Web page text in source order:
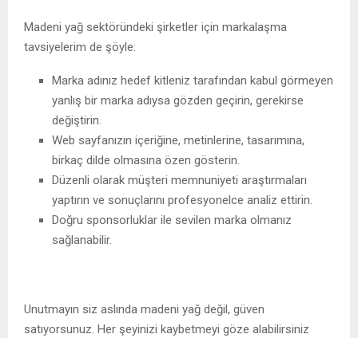
Madeni yağ sektöründeki şirketler için markalaşma
tavsiyelerim de şöyle:
Marka adınız hedef kitleniz tarafından kabul görmeyen
yanlış bir marka adıysa gözden geçirin, gerekirse
değiştirin.
Web sayfanızın içeriğine, metinlerine, tasarımına,
birkaç dilde olmasına özen gösterin.
Düzenli olarak müşteri memnuniyeti araştırmaları
yaptırın ve sonuçlarını profesyonelce analiz ettirin.
Doğru sponsorluklar ile sevilen marka olmanız
sağlanabilir.
Unutmayın siz aslında madeni yağ değil, güven
satıyorsunuz. Her şeyinizi kaybetmeyi göze alabilirsiniz